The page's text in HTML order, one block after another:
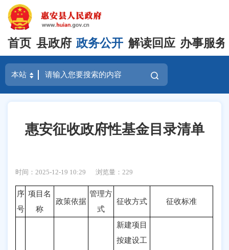
首页 县政府 政务公开 解读回应 办事服务
惠安征收政府性基金目录清单
时间：2025-12-19 10:29 浏览量：229
序
号
项目名
称
政策依据
管理方
式
征收方式 征收标准
新建项目
按建设工